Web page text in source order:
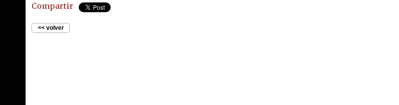
Compartir
<< volver